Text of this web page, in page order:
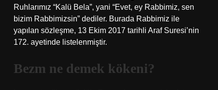
Ruhlarımız “Kalü Bela”, yani “Evet, ey Rabbimiz, sen
bizim Rabbimizsin” dediler. Burada Rabbimiz ile
yapılan sözleşme, 13 Ekim 2017 tarihli Araf Suresi’nin
172. ayetinde listelenmiştir.
Bezm ne demek kökeni?